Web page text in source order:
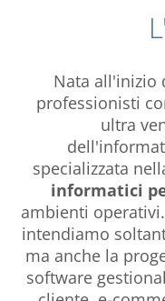
Nata all'inizio
professionisti
ultra
specializzata
informatici
ambienti
intendiamo
ma anche la
software